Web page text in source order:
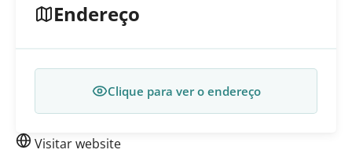
Endereço
Clique para ver o endereço
Visitar website